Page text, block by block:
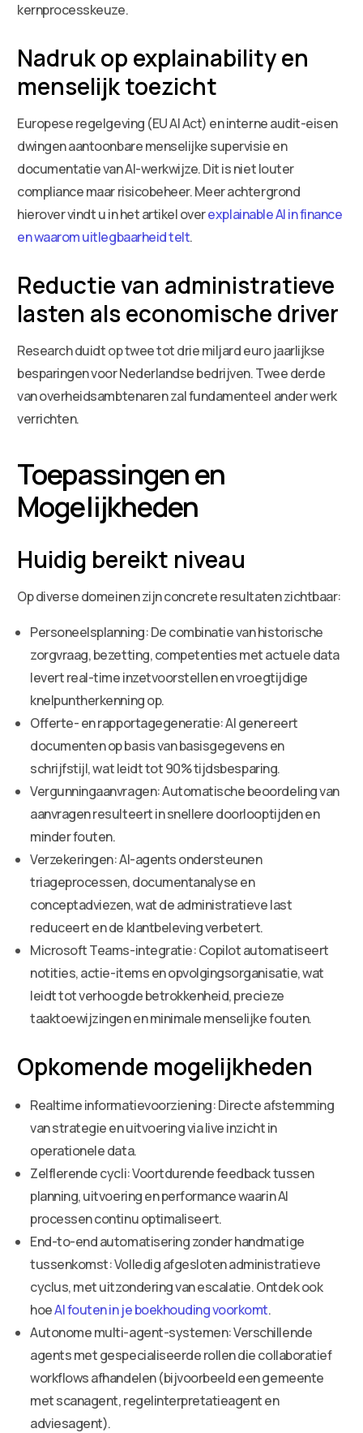
kernprocesskeuze.
Nadruk op explainability en
menselijk toezicht
Europese regelgeving (EU AI Act) en interne audit-eisen
dwingen aantoonbare menselijke supervisie en
documentatie van AI-werkwijze. Dit is niet louter
compliance maar risicobeheer. Meer achtergrond
hierover vindt u in het artikel overexplainable AI in finance
en waarom uitlegbaarheid telt.
Reductie van administratieve
lasten als economische driver
Research duidt op twee tot drie miljard euro jaarlijkse
besparingen voor Nederlandse bedrijven. Twee derde
van overheidsambtenaren zal fundamenteel ander werk
verrichten.
Toepassingen en
Mogelijkheden
Huidig bereikt niveau
Op diverse domeinen zijn concrete resultaten zichtbaar:
Personeelsplanning: De combinatie van historische
zorgvraag, bezetting, competenties met actuele data
levert real-time inzetvoorstellen en vroegtijdige
knelpuntherkenning op.
Offerte- en rapportagegeneratie: AI genereert
documenten op basis van basisgegevens en
schrijfstijl, wat leidt tot 90% tijdsbesparing.
Vergunningaanvragen: Automatische beoordeling van
aanvragen resulteert in snellere doorlooptijden en
minder fouten.
Verzekeringen: AI-agents ondersteunen
triageprocessen, documentanalyse en
conceptadviezen, wat de administratieve last
reduceert en de klantbeleving verbetert.
Microsoft Teams-integratie: Copilot automatiseert
notities, actie-items en opvolgingsorganisatie, wat
leidt tot verhoogde betrokkenheid, precieze
taaktoewijzingen en minimale menselijke fouten.
Opkomende mogelijkheden
Realtime informatievoorziening: Directe afstemming
van strategie en uitvoering via live inzicht in
operationele data.
Zelflerende cycli: Voortdurende feedback tussen
planning, uitvoering en performance waarin AI
processen continu optimaliseert.
End-to-end automatisering zonder handmatige
tussenkomst: Volledig afgesloten administratieve
cyclus, met uitzondering van escalatie. Ontdek ook
hoeAI fouten in je boekhouding voorkomt.
Autonome multi-agent-systemen: Verschillende
agents met gespecialiseerde rollen die collaboratief
workflows afhandelen (bijvoorbeeld een gemeente
met scanagent, regelinterpretatieagent en
adviesagent).